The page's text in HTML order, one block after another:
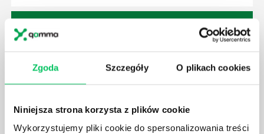
Zgoda Szczegóły O plikach cookies
Niniejsza strona korzysta z plików cookie
Wykorzystujemy pliki cookie do spersonalizowania treści
WYCINKA DRZEW A USTAWA O OCHRONIE
ŚRODOWISKA - CO WARTO WIEDZIEĆ?
z nas – bez wyjątku. Warto podkreślić, że określona
jest w niej także dokładnie kwestia wycinki drzew.